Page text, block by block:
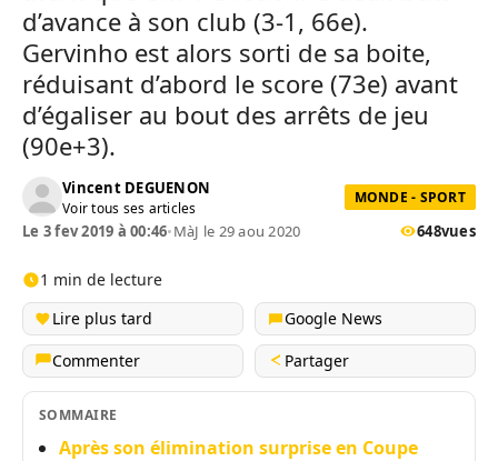
d’avance à son club (3-1, 66e).
Gervinho est alors sorti de sa boite,
réduisant d’abord le score (73e) avant
d’égaliser au bout des arrêts de jeu
(90e+3).
Vincent DEGUENON
Voir tous ses articles
MONDE - SPORT
Le 3 fev 2019 à 00:46•MàJ le 29 aou 2020 648vues
1 min de lecture
Lire plus tard
Google News
Commenter
Partager
SOMMAIRE
Après son élimination surprise en Coupe